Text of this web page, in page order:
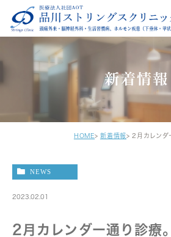
新着情報
HOME 新着情報
NEWS
2023.02.01
2月カレンダー通り診療。